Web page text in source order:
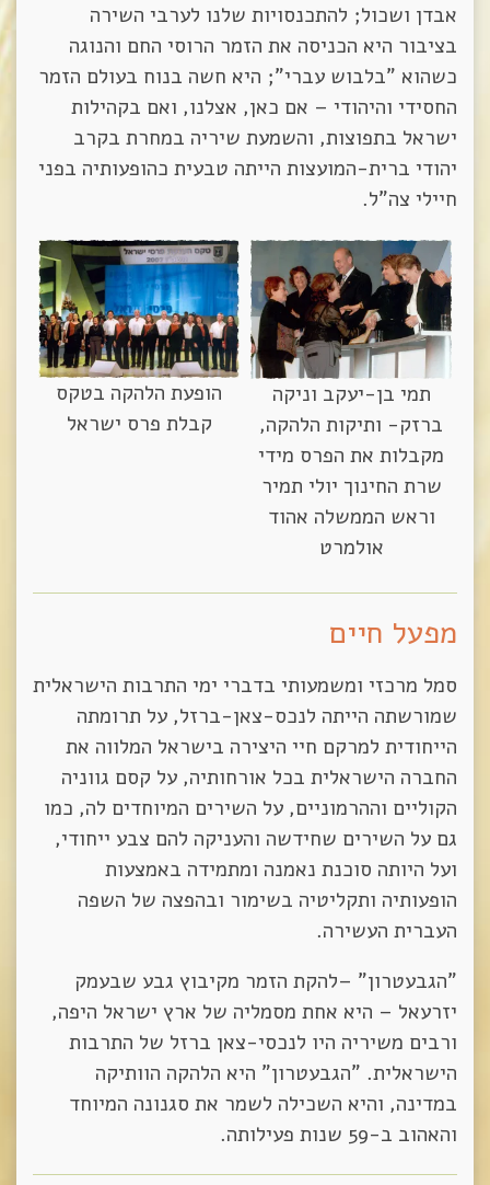
אבדן ושכול; להתכנסויות שלנו לערבי השירה
בציבור היא הכניסה את הזמר הרוסי החם והנוגה
כשהוא "בלבוש עברי"; היא חשה בנוח בעולם הזמר
החסידי והיהודי – אם כאן, אצלנו, ואם בקהילות
ישראל בתפוצות, והשמעת שיריה במחרת בקרב
יהודי ברית-המועצות הייתה טבעית כהופעותיה בפני
חיילי צה"ל.
תמי בן-יעקב וניקה
ברזק- ותיקות הלהקה,
מקבלות את הפרס מידי
שרת החינוך יולי תמיר
וראש הממשלה אהוד
אולמרט
הופעת הלהקה בטקס
קבלת פרס ישראל
מפעל חיים
סמל מרכזי ומשמעותי בדברי ימי התרבות הישראלית
שמורשתה הייתה לנכס-צאן-ברזל, על תרומתה
הייחודית למרקם חיי היצירה בישראל המלווה את
החברה הישראלית בכל אורחותיה, על קסם גווניה
הקוליים וההרמוניים, על השירים המיוחדים לה, כמו
גם על השירים שחידשה והעניקה להם צבע ייחודי,
ועל היותה סוכנת נאמנה ומתמידה באמצעות
הופעותיה ותקליטיה בשימור ובהפצה של השפה
העברית העשירה.
"הגבעטרון" –להקת הזמר מקיבוץ גבע שבעמק
יזרעאל – היא אחת מסמליה של ארץ ישראל היפה,
ורבים משיריה היו לנכסי-צאן ברזל של התרבות
הישראלית. "הגבעטרון" היא הלהקה הוותיקה
במדינה, והיא השכילה לשמר את סגנונה המיוחד
והאהוב ב-59 שנות פעילותה.